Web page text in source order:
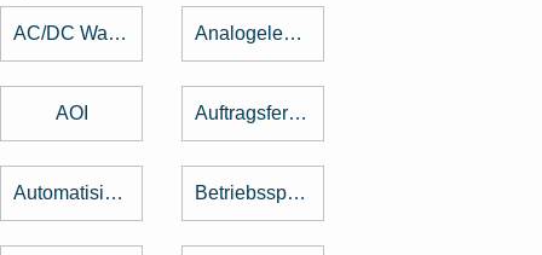
AC/DC Wandler Analogelektronik
AOI Auftragsfertigung
Automatisierung Betriebsspannung